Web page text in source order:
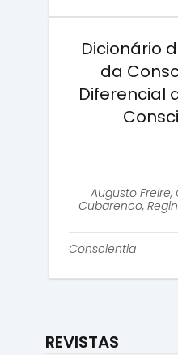
Dicionário
da
Diferencial
Augusto
Cubarenco,
Conscientia
REVISTAS